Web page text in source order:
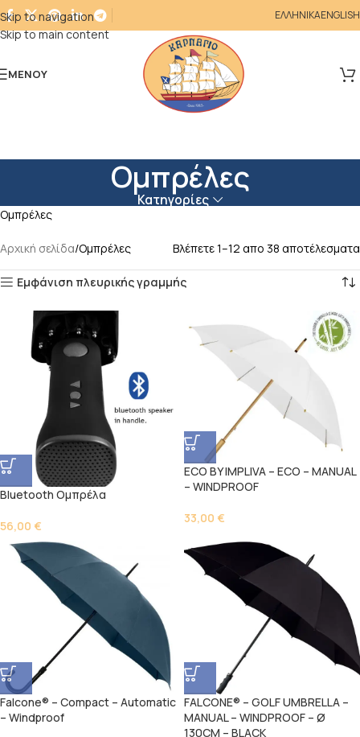
Skip to navigation
Skip to main content
ΕΛΛΗΝΙΚΑENGLISH
ΜΕΝΟΎ
Ομπρέλες
Κατηγορίες
Ομπρέλες
Αρχική σελίδα Ομπρέλες Βλέπετε 1–12 απο 38 αποτέλεσματα
Εμφάνιση πλευρικής γραμμής
Bluetooth Ομπρέλα
56,00 €
ECO BY IMPLIVA – ECO – MANUAL
– WINDPROOF
33,00 €
Falcone® – Compact – Automatic
– Windproof
FALCONE® – GOLF UMBRELLA –
MANUAL – WINDPROOF – Ø
130CM – BLACK